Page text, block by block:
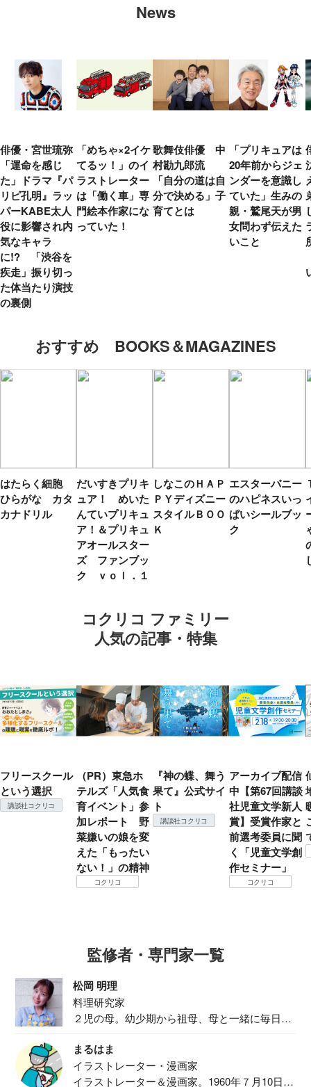
News
俳優・宮世琉弥
「運命を感じ
た」ドラマ『パ
リピ孔明』ラッ
パーKABE太人
役に影響され内
気なキャラ
に!? 「渋谷を
疾走」振り切っ
た体当たり演技
の裏側
「めちゃ×2イケ
てるッ！」のイ
ラストレーター
は「働く車」専
門絵本作家にな
っていた！
歌舞伎俳優 中
村勘九郎流
「自分の道は自
分で決める」子
育てとは
「プリキュアは
20年前からジェ
ンダーを意識し
ていた」生みの
親・鷲尾天が男
女問わず伝えた
いこと
おすすめ BOOKS＆MAGAZINES
はたらく細胞
ひらがな カタ
カナドリル
だいすきプリキ
ュア！ めいた
んていプリキュ
ア！＆プリキュ
アオールスター
ズ ファンブッ
ク ｖｏｌ．１
しなこのＨＡＰ
ＰＹディズニー
スタイルＢＯＯ
Ｋ
エスターバニー
のハピネスいっ
ぱいシールブッ
ク
コクリコ ファミリー
人気の記事・特集
フリースクール
という選択
講談社コクリコ
（PR）東急ホ
テルズ「人気食
育イベント」参
加レポート 野
菜嫌いの娘を変
えた「もったい
ない！」の精神
コクリコ
『神の蝶、舞う
果て』公式サイ
ト
講談社コクリコ
アーカイブ配信
中【第67回講談
社児童文学新人
賞】受賞作家と
前選考委員に聞
く「児童文学創
作セミナー」
コクリコ
監修者・専門家一覧
松岡 明理
料理研究家
２児の母。幼少期から祖母、母と一緒に毎日の
まるはま
イラストレーター・漫画家
イラストレーター＆漫画家。1960年７月10日生